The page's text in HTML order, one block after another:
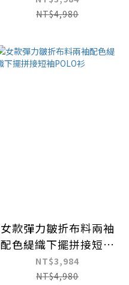
NT$4,980
女款彈力皺折布料兩袖
配色緹織下擺拼接短袖
POLO衫
NT$3,984
NT$4,980